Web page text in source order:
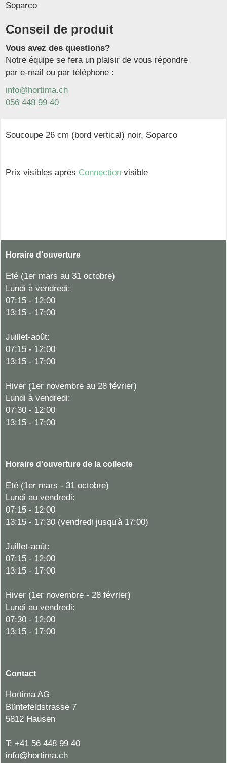
Soparco
Conseil de produit
Vous avez des questions?
Notre équipe se fera un plaisir de vous répondre
par e-mail ou par téléphone :
info@hortima.ch
056 448 99 40
Soucoupe 26 cm (bord vertical) noir, Soparco
Prix visibles après Connection visible
Horaire d'ouverture
Eté (1er mars au 31 octobre)
Lundi à vendredi:
07:15 - 12:00
13:15 - 17:00
Juillet-août:
07:15 - 12:00
13:15 - 17:00
Hiver (1er novembre au 28 février)
Lundi à vendredi:
07:30 - 12:00
13:15 - 17:00
Horaire d'ouverture de la collecte
Eté (1er mars - 31 octobre)
Lundi au vendredi:
07:15 - 12:00
13:15 - 17:30 (vendredi jusqu'à 17:00)
Juillet-août:
07:15 - 12:00
13:15 - 17:00
Hiver (1er novembre - 28 février)
Lundi au vendredi:
07:30 - 12:00
13:15 - 17:00
Contact
Hortima AG
Büntefeldstrasse 7
5812 Hausen
T: +41 56 448 99 40
info@hortima.ch